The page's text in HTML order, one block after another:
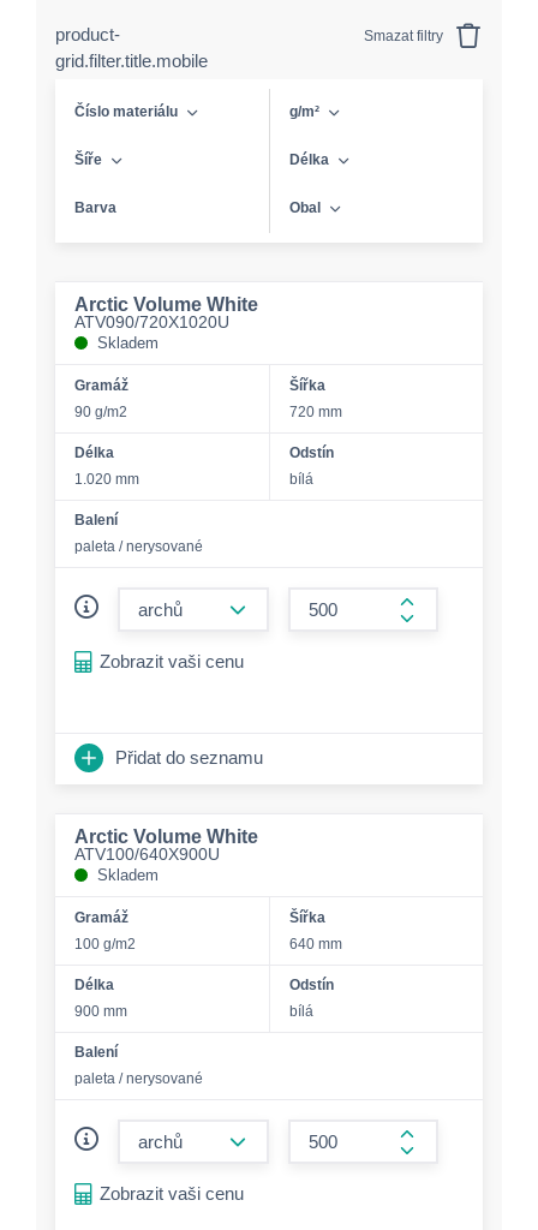
product-
grid.filter.title.mobile
Smazat filtry
Číslo materiálu g/m²
Šíře Délka
Barva Obal
Arctic Volume White
ATV090/720X1020U
Skladem
Gramáž
90 g/m2
Šířka
720 mm
Délka
1.020 mm
Odstín
bílá
Balení
paleta / nerysované
form.increase-
Zobrazit vaši cenu
Přidat do seznamu
Arctic Volume White
ATV100/640X900U
Skladem
Gramáž
100 g/m2
Šířka
640 mm
Délka
900 mm
Odstín
bílá
Balení
paleta / nerysované
form.increase-
Zobrazit vaši cenu